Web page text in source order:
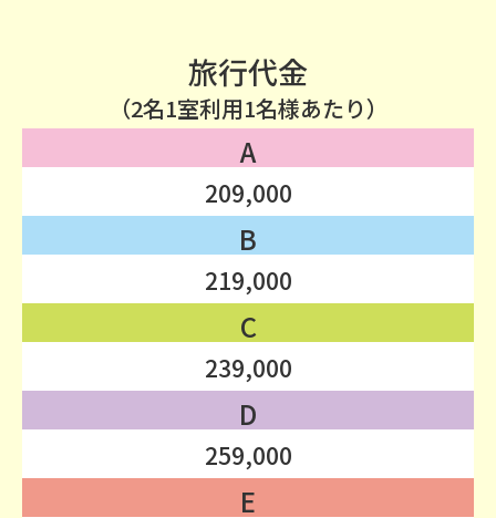
旅行代金
（2名1室利用1名様あたり）
A
209,000
B
219,000
C
239,000
D
259,000
E